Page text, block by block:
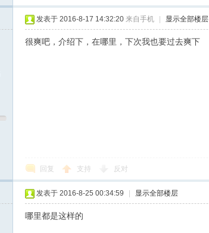
发表于 2016-8-17 14:32:20 来自手机 显示全部楼层
很爽吧，介绍下，在哪里，下次我也要过去爽下
回复 支持 反对
发表于 2016-8-25 00:34:59 显示全部楼层
哪里都是这样的